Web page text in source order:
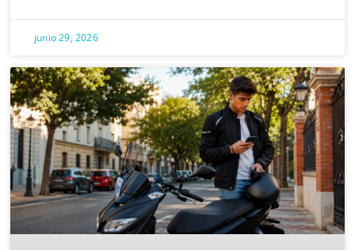
junio 29, 2026